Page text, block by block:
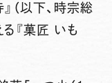
（以下、時宗総
『菓匠 いも